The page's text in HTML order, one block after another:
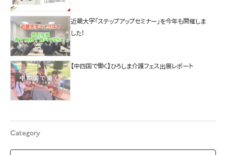
近畿大学「ステップアップセミナー」を今年も開催しま
した！
【中四国で働く】ひろしま介護フェス出展レポート
Category